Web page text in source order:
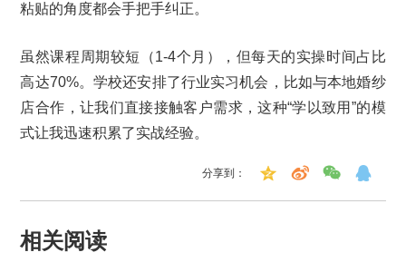
粘贴的角度都会手把手纠正。
虽然课程周期较短（1-4个月），但每天的实操时间占比
高达70%。学校还安排了行业实习机会，比如与本地婚纱
店合作，让我们直接接触客户需求，这种“学以致用”的模
式让我迅速积累了实战经验。
分享到：
相关阅读